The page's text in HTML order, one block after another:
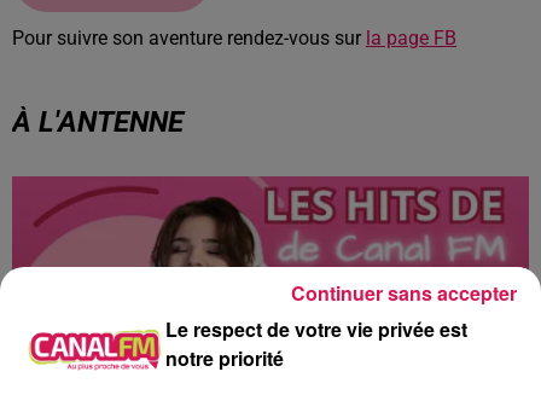
Pour suivre son aventure rendez-vous sur la page FB
À L'ANTENNE
Le respect de votre vie privée est
notre priorité
Continuer sans accepter